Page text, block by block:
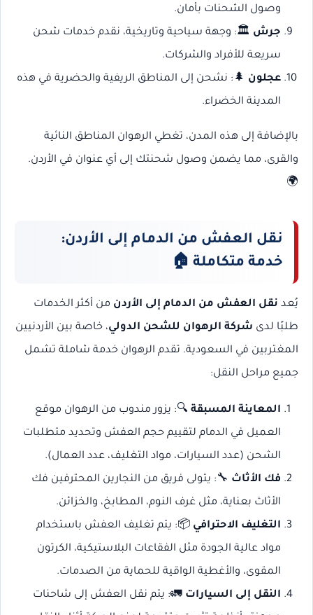
وصول الشحنات بأمان.
جرش 🏛️: وجهة سياحية وتاريخية، نقدم خدمات شحن
سريعة للأفراد والشركات.
عجلون 🌲: نشحن إلى المناطق الريفية والحضرية في هذه
المدينة الخضراء.
بالإضافة إلى هذه المدن، تغطي الرهوان المناطق النائية
والقرى، مما يضمن وصول شحنتك إلى أي عنوان في الأردن.
🌍
نقل العفش من الدمام إلى الأردن:
خدمة متكاملة 🏠
يُعد نقل العفش من الدمام إلى الأردن من أكثر الخدمات
طلبًا لدى شركة الرهوان للشحن الدولي، خاصة بين الأردنيين
المغتربين في السعودية. تقدم الرهوان خدمة شاملة تشمل
جميع مراحل النقل:
المعاينة المسبقة🔍: يزور مندوب من الرهوان موقع
العميل في الدمام لتقييم حجم العفش وتحديد متطلبات
الشحن (عدد السيارات، مواد التغليف، عدد العمال).
فك الأثاث 🔧: يتولى فريق من النجارين المحترفين فك
الأثاث بعناية، مثل غرف النوم، المطابخ، والخزائن.
التغليف الاحترافي 📦: يتم تغليف العفش باستخدام
مواد عالية الجودة مثل الفقاعات البلاستيكية، الكرتون
المقوى، والأغطية الواقية للحماية من الصدمات.
النقل إلى السيارات 🚛: يتم نقل العفش إلى شاحنات